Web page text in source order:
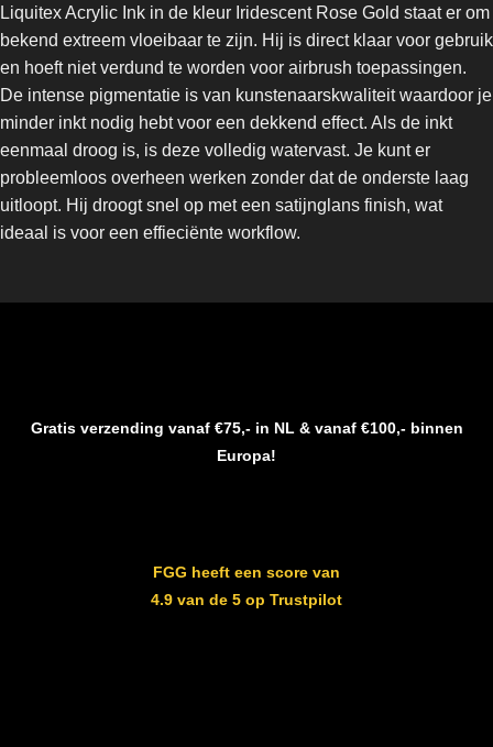
Liquitex Acrylic Ink in de kleur Iridescent Rose Gold staat er om
bekend extreem vloeibaar te zijn. Hij is direct klaar voor gebruik
en hoeft niet verdund te worden voor airbrush toepassingen.
De intense pigmentatie is van kunstenaarskwaliteit waardoor je
minder inkt nodig hebt voor een dekkend effect. Als de inkt
eenmaal droog is, is deze volledig watervast. Je kunt er
probleemloos overheen werken zonder dat de onderste laag
uitloopt. Hij droogt snel op met een satijnglans finish, wat
ideaal is voor een effieciënte workflow.
Gratis verzending vanaf €75,- in NL & vanaf €100,- binnen
Europa!
FGG heeft een score van
4.9 van de 5 op Trustpilot